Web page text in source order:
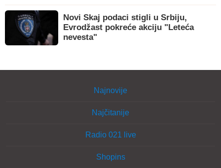
Novi Skaj podaci stigli u Srbiju,
Evrodžast pokreće akciju "Leteća
nevesta"
Najnovije
Najčitanije
Radio 021 live
Shopins